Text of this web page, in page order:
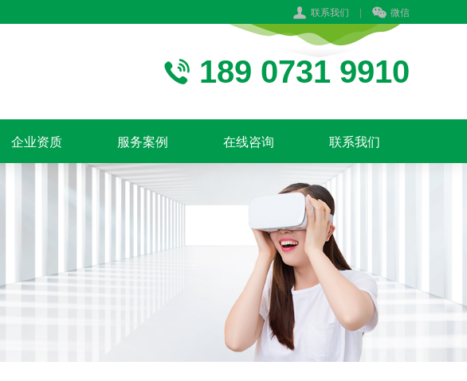
联系我们 | 微信
189 0731 9910
企业资质 服务案例 在线咨询 联系我们